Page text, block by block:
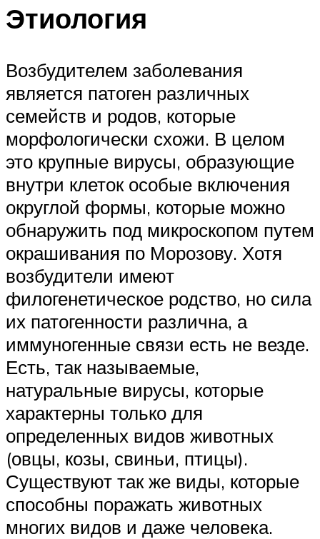
Этиология
Возбудителем заболевания
является патоген различных
семейств и родов, которые
морфологически схожи. В целом
это крупные вирусы, образующие
внутри клеток особые включения
округлой формы, которые можно
обнаружить под микроскопом путем
окрашивания по Морозову. Хотя
возбудители имеют
филогенетическое родство, но сила
их патогенности различна, а
иммуногенные связи есть не везде.
Есть, так называемые,
натуральные вирусы, которые
характерны только для
определенных видов животных
(овцы, козы, свиньи, птицы).
Существуют так же виды, которые
способны поражать животных
многих видов и даже человека.